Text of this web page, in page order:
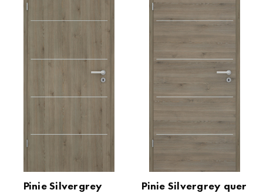
Pinie Silvergrey Pinie Silvergrey quer